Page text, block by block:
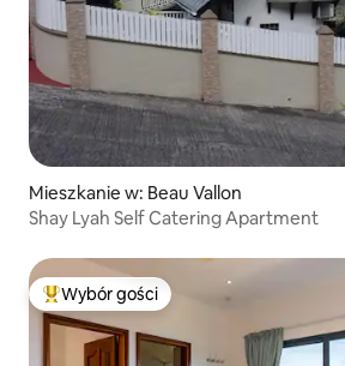
Mieszkanie w: Beau Vallon
Shay Lyah Self Catering Apartment
Najpopularniejsze z kategorii Wybór
Wybór gości